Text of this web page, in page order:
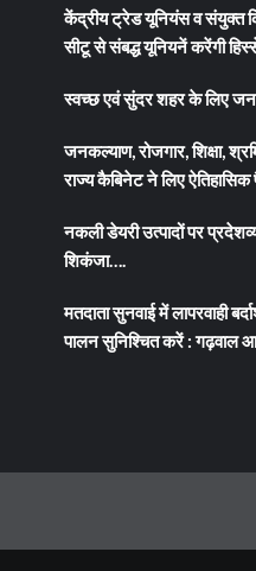
केंद्रीय ट्रेड यूनियंस व संयुक्त
सीटू से संबद्ध यूनियनें करेंगी
स्वच्छ एवं सुंदर शहर के लिए
जनकल्याण, रोजगार, शिक्षा,
राज्य कैबिनेट ने लिए
नकली डेयरी उत्पादों पर
शिकंजा….
मतदाता सुनवाई में लापरवाही
पालन सुनिश्चित करें : गढ़वाल